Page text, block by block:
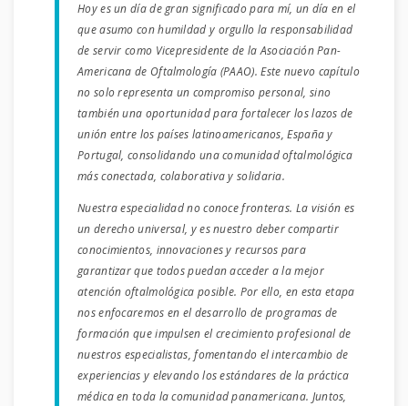
Hoy es un día de gran significado para mí, un día en el
que asumo con humildad y orgullo la responsabilidad
de servir como Vicepresidente de la Asociación Pan-
Americana de Oftalmología (PAAO). Este nuevo capítulo
no solo representa un compromiso personal, sino
también una oportunidad para fortalecer los lazos de
unión entre los países latinoamericanos, España y
Portugal, consolidando una comunidad oftalmológica
más conectada, colaborativa y solidaria.
Nuestra especialidad no conoce fronteras. La visión es
un derecho universal, y es nuestro deber compartir
conocimientos, innovaciones y recursos para
garantizar que todos puedan acceder a la mejor
atención oftalmológica posible. Por ello, en esta etapa
nos enfocaremos en el desarrollo de programas de
formación que impulsen el crecimiento profesional de
nuestros especialistas, fomentando el intercambio de
experiencias y elevando los estándares de la práctica
médica en toda la comunidad panamericana. Juntos,